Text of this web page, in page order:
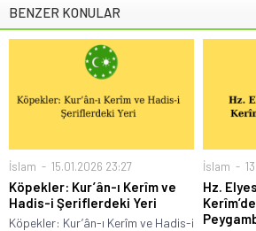
BENZER KONULAR
İslam 15.01.2026 23:27
Köpekler: Kur’ân-ı Kerîm ve
Hadis-i Şeriflerdeki Yeri
Köpekler: Kur’ân-ı Kerîm ve Hadis-i
İslam
Hz.